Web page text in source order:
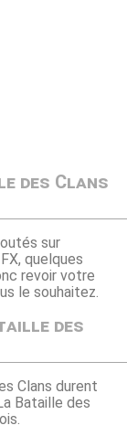
des Clans
sur
quelques
revoir votre
le souhaitez.
des
Clans durent
Bataille des